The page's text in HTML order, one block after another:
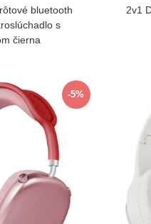
bluetooth
s
čierna
2v1
-5%